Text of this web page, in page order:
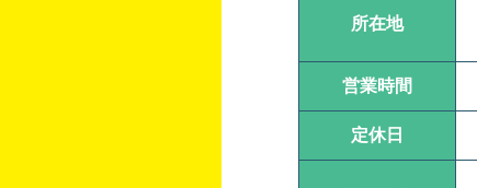
所在地
営業時間
定休日